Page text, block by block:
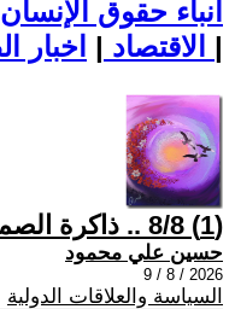
أنباء حقوق الإنسان
الاقتصاد | |
(1) 8/8 .. ذاكرة الصمود ومعنى الانتصار
حسين علي محمود
2026 / 8 / 9
السياسة والعلاقات الدولية